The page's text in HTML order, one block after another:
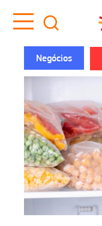
Negócios